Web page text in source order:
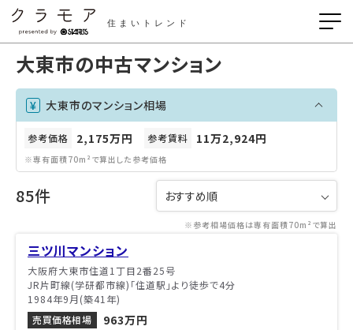
住まいトレンド
大東市の中古マンション
大東市のマンション相場
参考価格 2,175万円 参考賃料 11万2,924円
※専有面積70m²で算出した参考価格
85件
※参考相場価格は専有面積70m²で算出
三ツ川マンション
大阪府大東市住道1丁目2番25号
JR片町線(学研都市線)「住道駅」より徒歩で4分
1984年9月(築41年)
売買価格相場
963万円